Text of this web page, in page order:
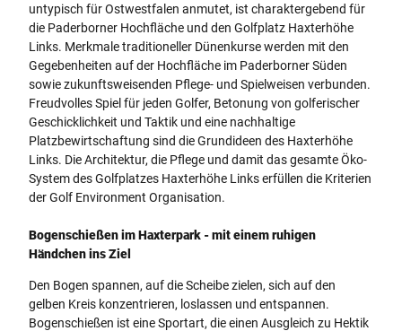
untypisch für Ostwestfalen anmutet, ist charaktergebend für
die Paderborner Hochfläche und den Golfplatz Haxterhöhe
Links. Merkmale traditioneller Dünenkurse werden mit den
Gegebenheiten auf der Hochfläche im Paderborner Süden
sowie zukunftsweisenden Pflege- und Spielweisen verbunden.
Freudvolles Spiel für jeden Golfer, Betonung von golferischer
Geschicklichkeit und Taktik und eine nachhaltige
Platzbewirtschaftung sind die Grundideen des Haxterhöhe
Links. Die Architektur, die Pflege und damit das gesamte Öko-
System des Golfplatzes Haxterhöhe Links erfüllen die Kriterien
der Golf Environment Organisation.
Bogenschießen im Haxterpark - mit einem ruhigen
Händchen ins Ziel
Den Bogen spannen, auf die Scheibe zielen, sich auf den
gelben Kreis konzentrieren, loslassen und entspannen.
Bogenschießen ist eine Sportart, die einen Ausgleich zu Hektik